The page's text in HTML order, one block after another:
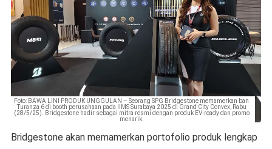
Foto: BAWA LINI PRODUK UNGGULAN – Seorang SPG Bridgestone memamerkan ban
Turanza 6 di booth perusahaan pada IIMS Surabaya 2025 di Grand City Convex, Rabu
(28/5/25). Bridgestone hadir sebagai mitra resmi dengan produk EV-ready dan promo
menarik.
Bridgestone akan memamerkan portofolio produk lengkap